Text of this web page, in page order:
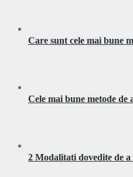
Care sunt cele mai bune
Cele mai bune metode
2 Modalitati dovedite de